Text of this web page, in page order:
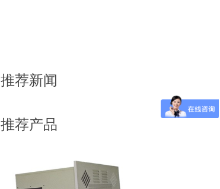
推荐新闻
推荐产品